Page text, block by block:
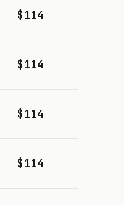
$114
$114
$114
$114